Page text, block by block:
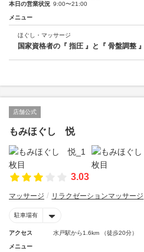
本日の営業状況 9:00〜21:00
メニュー
ほぐし・マッサージ
国家資格者の『 指圧 』と『 骨盤調整 』
店舗公式
もみほぐし 悦
3.03
マッサージ リラクゼーションマッサージ
駐車場有
アクセス 水戸駅から1.6km （徒歩20分）
メニュー